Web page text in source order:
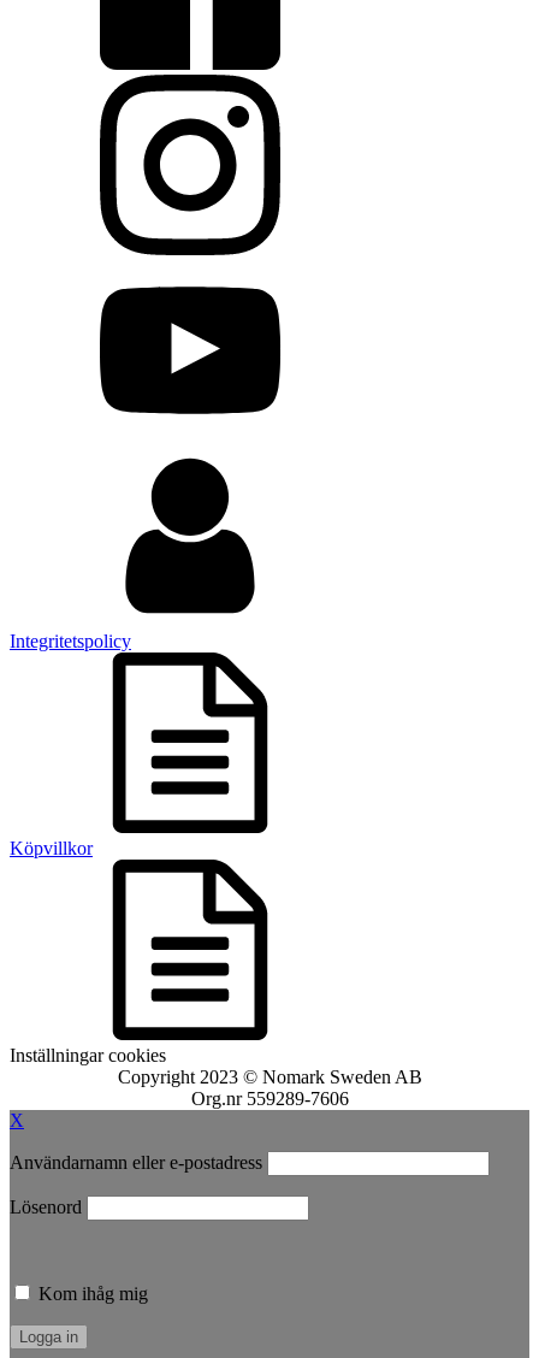
Integritetspolicy
Köpvillkor
Inställningar cookies
Copyright 2023 © Nomark Sweden AB
Org.nr 559289-7606
X
Användarnamn eller e-postadress
Lösenord
Kom ihåg mig